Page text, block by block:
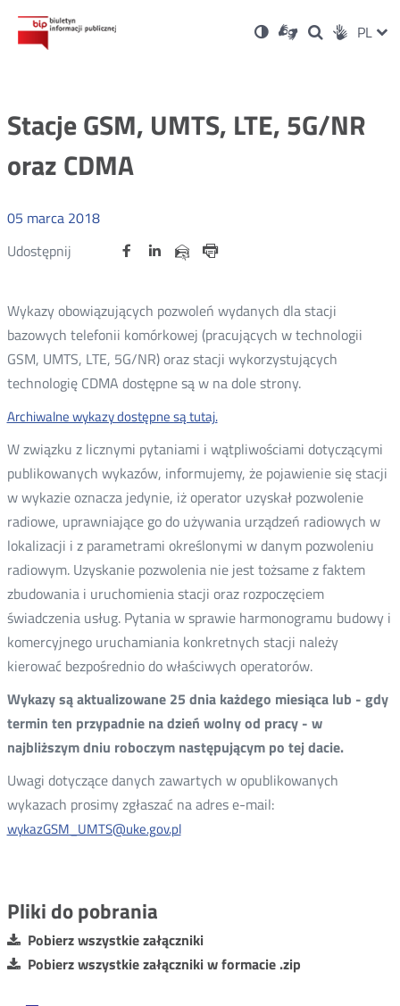
Ustawienia
Wersja
kontrastowa
Dla
niesłyszących
OtwórzOtwórz
w
Otwórz
w
Social PL
Stacje GSM, UMTS, LTE, 5G/NR
oraz CDMA
05 marca 2018
Udostępnij
Udostępnij
Otwórz Udostępnij
na
OtwórzUdostępnij
na
OtwórzUdostępnij
przez
Wykazy obowiązujących pozwoleń wydanych dla stacji
bazowych telefonii komórkowej (pracujących w technologii
GSM, UMTS, LTE, 5G/NR) oraz stacji wykorzystujących
technologię CDMA dostępne są w na dole strony.
Archiwalne wykazy dostępne są tutaj.
W związku z licznymi pytaniami i wątpliwościami dotyczącymi
publikowanych wykazów, informujemy, że pojawienie się stacji
w wykazie oznacza jedynie, iż operator uzyskał pozwolenie
radiowe, uprawniające go do używania urządzeń radiowych w
lokalizacji i z parametrami określonymi w danym pozwoleniu
radiowym. Uzyskanie pozwolenia nie jest tożsame z faktem
zbudowania i uruchomienia stacji oraz rozpoczęciem
świadczenia usług. Pytania w sprawie harmonogramu budowy i
komercyjnego uruchamiania konkretnych stacji należy
kierować bezpośrednio do właściwych operatorów.
Wykazy są aktualizowane 25 dnia każdego miesiąca lub - gdy
termin ten przypadnie na dzień wolny od pracy - w
najbliższym dniu roboczym następującym po tej dacie.
Uwagi dotyczące danych zawartych w opublikowanych
wykazach prosimy zgłaszać na adres e-mail:
wykazGSM_UMTS@uke.gov.pl
Pliki do pobrania
Pobierz wszystkie załączniki
Pobierz wszystkie załączniki w formacie .zip